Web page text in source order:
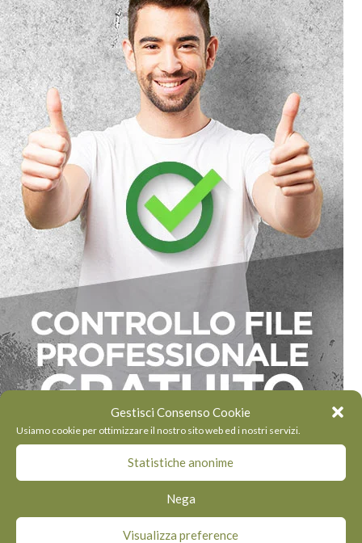
Gestisci Consenso Cookie
Usiamo cookie per ottimizzare il nostro sito web ed i nostri servizi.
Statistiche anonime
Nega
Visualizza preference